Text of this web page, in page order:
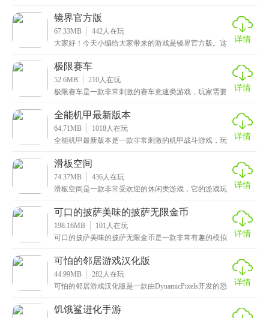
镜界官方版
67.33MB 442人在玩
大家好！今天小编给大家带来的游戏是镜界官方版。这
法非
详情
极限赛车
52.6MB 210人在玩
极限赛车是一款非常刺激的赛车竞速类游戏，玩家需要
夺冠
详情
全能机甲最新版本
64.71MB 1018人在玩
全能机甲最新版本是一款非常刺激的机甲战斗游戏，玩
人，
详情
滑板空间
74.37MB 436人在玩
滑板空间是一款非常受欢迎的休闲类游戏，它的游戏玩
游戏
详情
可口的披萨美味的披萨无限金币
198.16MB 101 人在玩
可口的披萨美味的披萨无限金币是一款非常有趣的模拟
摸屏
详情
可怕的邻居游戏汉化版
44.99MB 282人在玩
可怕的邻居游戏汉化版是一款由DynamicPixels开发的恐
详情
饥饿鲨进化手游